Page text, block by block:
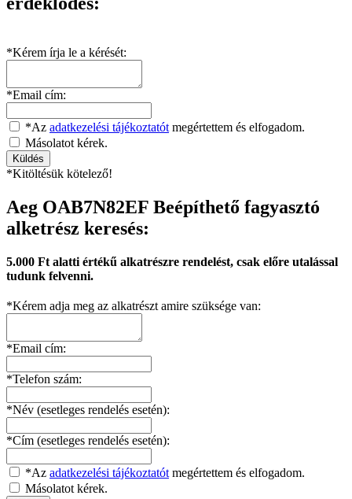
*Kérem írja le a kérését:
*Email cím:
*Az adatkezelési tájékoztatót megértettem és elfogadom.
Másolatot kérek.
*Kitöltésük kötelező!
Aeg OAB7N82EF Beépíthető fagyasztó
alketrész keresés:
5.000 Ft alatti értékű alkatrészre rendelést, csak előre utalással
tudunk felvenni.
*Kérem adja meg az alkatrészt amire szüksége van:
*Email cím:
*Telefon szám:
*Név (esetleges rendelés esetén):
*Cím (esetleges rendelés esetén):
*Az adatkezelési tájékoztatót megértettem és elfogadom.
Másolatot kérek.